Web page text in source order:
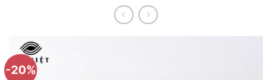
-20%